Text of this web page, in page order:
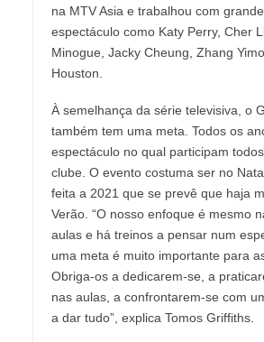
na MTV Asia e trabalhou com
espectáculo como Katy Perry, Cher
Minogue, Jacky Cheung, Zhang
Houston.
À semelhança da série televisiva, o
também tem uma meta. Todos os
espectáculo no qual participam
clube. O evento costuma ser no
feita a 2021 que se prevê que haja
Verão. “O nosso enfoque é mesmo
aulas e há treinos a pensar num
uma meta é muito importante para
Obriga-os a dedicarem-se, a
nas aulas, a confrontarem-se com
a dar tudo”, explica Tomos Griffiths.